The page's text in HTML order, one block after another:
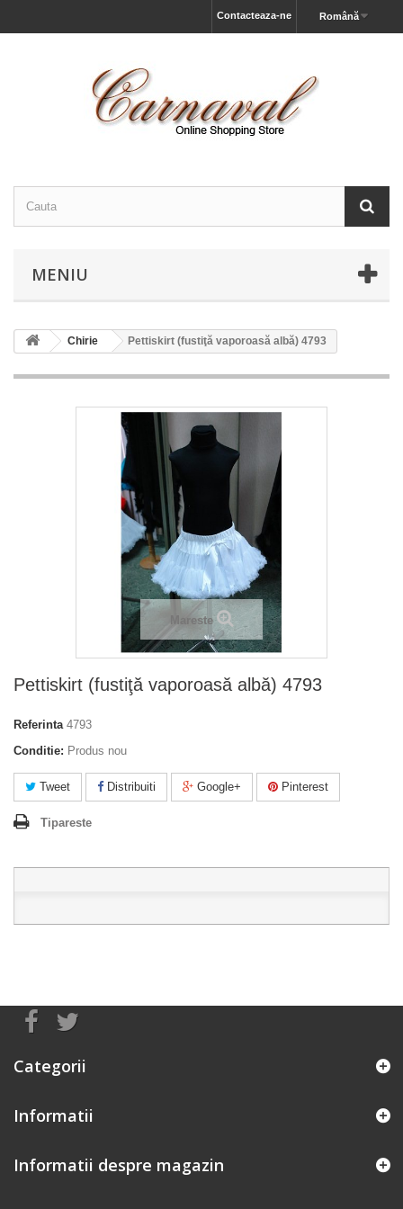
Română
Contacteaza-ne
MENIU
Chirie Pettiskirt (fustiţă vaporoasă albă) 4793
Mareste
Pettiskirt (fustiţă vaporoasă albă) 4793
Referinta 4793
Conditie: Produs nou
Tweet Distribuiti Google+ Pinterest
Tipareste
Categorii
Informatii
Informatii despre magazin